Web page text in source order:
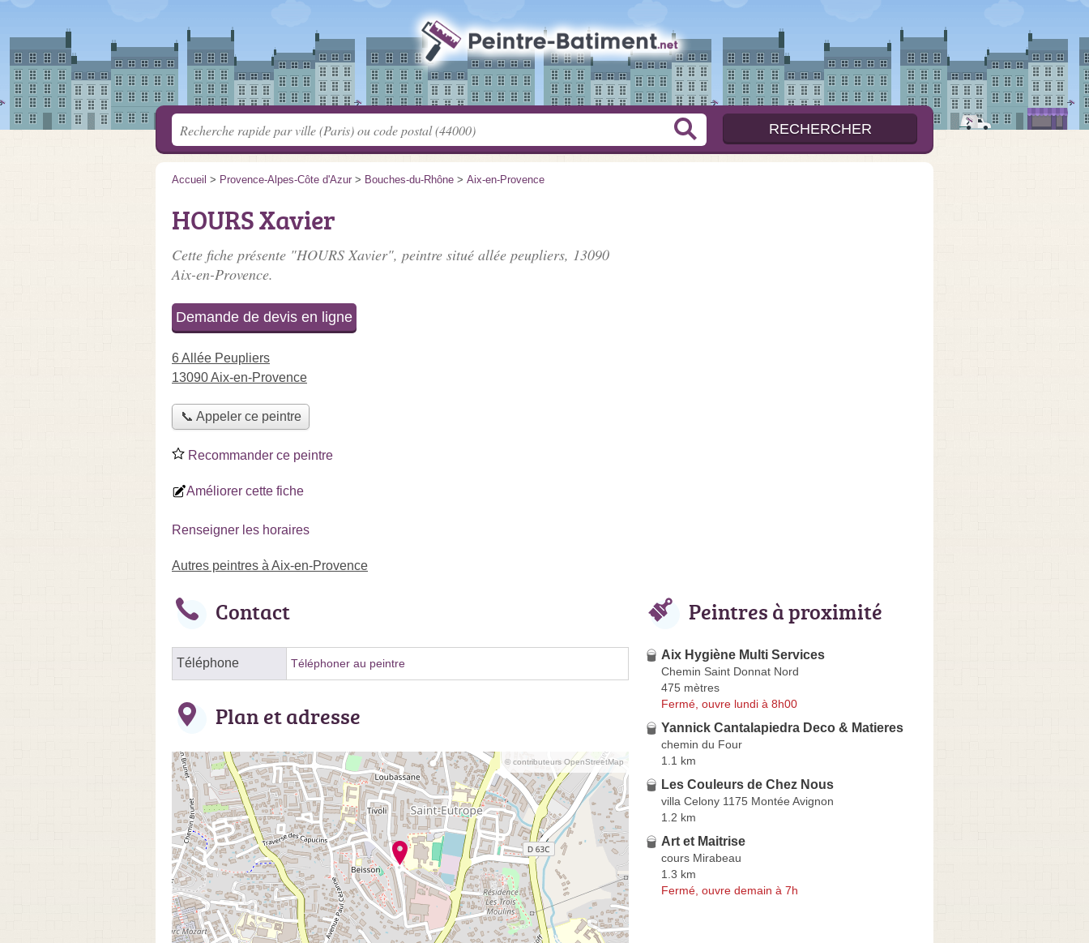
Accueil > Provence-Alpes-Côte d'Azur > Bouches-du-Rhône > Aix-en-Provence
HOURS Xavier
Cette fiche présente "HOURS Xavier", peintre situé allée peupliers, 13090
Aix-en-Provence.
Demande de devis en ligne
6 Allée Peupliers
13090 Aix-en-Provence
📞 Appeler ce peintre
Recommander ce peintre
Améliorer cette fiche
Renseigner les horaires
Autres peintres à Aix-en-Provence
Contact
Téléphone Téléphoner au peintre
Plan et adresse
© contributeurs OpenStreetMap
Peintres à proximité
Aix Hygiène Multi Services
Chemin Saint Donnat Nord
475 mètres
Fermé, ouvre lundi à 8h00
Yannick Cantalapiedra Deco & Matieres
chemin du Four
1.1 km
Les Couleurs de Chez Nous
villa Celony 1175 Montée Avignon
1.2 km
Art et Maitrise
cours Mirabeau
1.3 km
Fermé, ouvre demain à 7h